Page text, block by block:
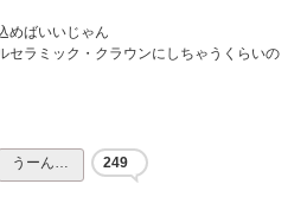
めばいいじゃん
セラミック・クラウンにしちゃうくらいの
うーん… 249